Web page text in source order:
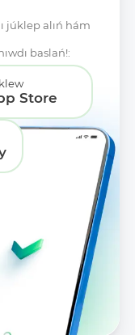
júklep alıń hám
baslań!:
Store